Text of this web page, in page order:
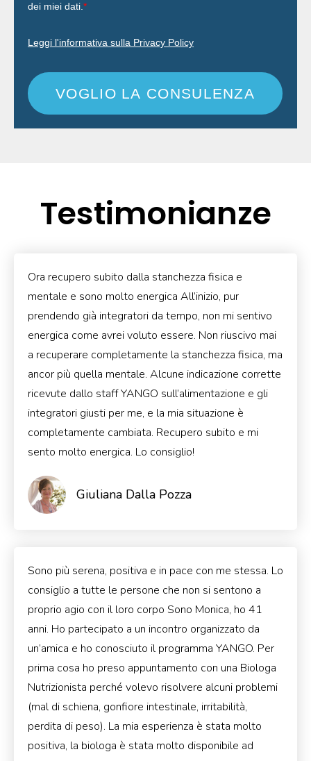
dei miei dati. *
Leggi l'informativa sulla Privacy Policy
VOGLIO LA CONSULENZA
Testimonianze
Ora recupero subito dalla stanchezza fisica e
mentale e sono molto energica All’inizio, pur
prendendo già integratori da tempo, non mi sentivo
energica come avrei voluto essere. Non riuscivo mai
a recuperare completamente la stanchezza fisica, ma
ancor più quella mentale. Alcune indicazione corrette
ricevute dallo staff YANGO sull’alimentazione e gli
integratori giusti per me, e la mia situazione è
completamente cambiata. Recupero subito e mi
sento molto energica. Lo consiglio!
Giuliana Dalla Pozza
Sono più serena, positiva e in pace con me stessa. Lo
consiglio a tutte le persone che non si sentono a
proprio agio con il loro corpo Sono Monica, ho 41
anni. Ho partecipato a un incontro organizzato da
un’amica e ho conosciuto il programma YANGO. Per
prima cosa ho preso appuntamento con una Biologa
Nutrizionista perché volevo risolvere alcuni problemi
(mal di schiena, gonfiore intestinale, irritabilità,
perdita di peso). La mia esperienza è stata molto
positiva, la biologa è stata molto disponibile ad